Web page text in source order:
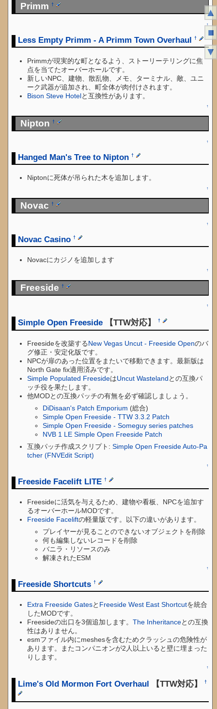
Primm†
↑
Less Empty Primm - A Primm Town Overhaul †
Primmが現実的な町となるよう、ストーリーテリングに焦
点を当てたオーバーホールです。
新しいNPC、建物、散乱物、メモ、ターミナル、敵、ユニ
ーク武器が追加され、町全体が肉付けされます。
Bison Steve Hotelと互換性があります。
↑
Nipton†
↑
Hanged Man's Tree to Nipton †
Niptonに死体が吊られた木を追加します。
↑
Novac†
↑
Novac Casino †
Novacにカジノを追加します
↑
Freeside†
↑
Simple Open Freeside 【TTW対応】†
Freesideを改築するNew Vegas Uncut - Freeside Openのバ
グ修正・安定化版です。
NPCが扉のあった位置をまたいで移動できます。最新版は
North Gate fix適用済みです。
Simple Populated FreesideはUncut Wastelandとの互換パ
ッチ役を果たします。
他MODとの互換パッチの有無を必ず確認しましょう。
DiDisaan's Patch Emporium (総合)
Simple Open Freeside - TTW 3.3.2 Patch
Simple Open Freeside - Someguy series patches
NVB 1 LE Simple Open Freeside Patch
互換パッチ作成スクリプト:Simple Open Freeside Auto-Pa
tcher (FNVEdit Script)
↑
Freeside Facelift LITE †
Freesideに活気を与えるため、建物や看板、NPCを追加す
るオーバーホールMODです。
Freeside Faceliftの軽量版です。以下の違いがあります。
プレイヤーが見ることのできないオブジェクトを削除
何も編集しないレコードを削除
バニラ・リソースのみ
解凍されたESM
↑
Freeside Shortcuts †
Extra Freeside Gatesと Freeside West East Shortcutを統合
したMODです。
Freesideの出口を3個追加します。The Inheritanceとの互換
性はありません。
esmファイル内にmeshesを含むためクラッシュの危険性が
あります。またコンパニオンが2人以上いると壁に埋まった
りします。
↑
Lime's Old Mormon Fort Overhaul 【TTW対応】†
▲
■
▼